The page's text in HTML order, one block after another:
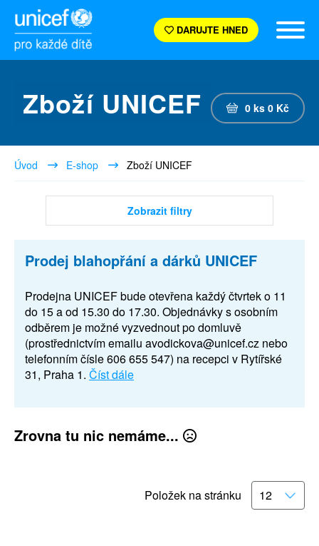
DARUJTE HNED
Zboží UNICEF 0 ks 0 Kč
Úvod E-shop Zboží UNICEF
Zobrazit filtry
Prodej blahopřání a dárků UNICEF
Prodejna UNICEF bude otevřena každý čtvrtek o 11
do 15 a od 15.30 do 17.30. Objednávky s osobním
odběrem je možné vyzvednout po domluvě
(prostřednictvím emailu avodickova@unicef.cz nebo
telefonním čísle 606 655 547) na recepci v Rytířské
31, Praha 1. Číst dále
Zrovna tu nic nemáme...
Položek na stránku